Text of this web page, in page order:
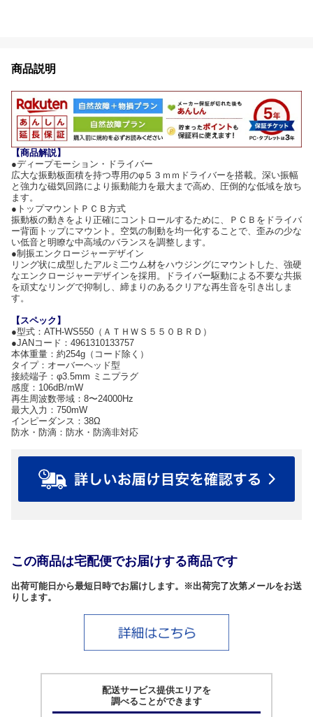
商品説明
【商品解説】
●ディープモーション・ドライバー
広大な振動板面積を持つ専用のφ５３ｍｍドライバーを搭載。深い振幅
と強力な磁気回路により振動能力を最大まで高め、圧倒的な低域を放ち
ます。
●トップマウントＰＣＢ方式
振動板の動きをより正確にコントロールするために、ＰＣＢをドライバ
ー背面トップにマウント。空気の制動を均一化することで、歪みの少な
い低音と明瞭な中高域のバランスを調整します。
●制振エンクロージャーデザイン
リング状に成型したアルミ二ウム材をハウジングにマウントした、強硬
なエンクロージャーデザインを採用。ドライバー駆動による不要な共振
を頑丈なリングで抑制し、締まりのあるクリアな再生音を引き出しま
す。
【スペック】
●型式：ATH-WS550（ＡＴＨＷＳ５５０ＢＲＤ）
●JANコード：4961310133757
本体重量：約254g（コード除く）
タイプ：オーバーヘッド型
接続端子：φ3.5mm ミニプラグ
感度：106dB/mW
再生周波数帯域：8〜24000Hz
最大入力：750mW
インピーダンス：38Ω
防水・防滴：防水・防滴非対応
この商品は宅配便でお届けする商品です
出荷可能日から最短日時でお届けします。※出荷完了次第メールをお送
りします。
配送サービス提供エリアを
調べることができます